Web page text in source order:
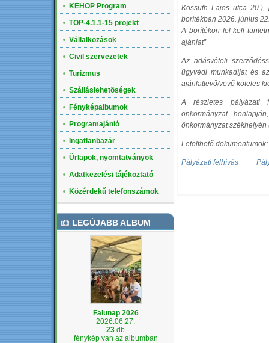
KEHOP Program
TOP-4.1.1-15 projekt
Vállalkozások
Civil szervezetek
Turizmus
Szálláslehetõségek
Fényképalbumok
Programajánló
Ingatlanbazár
Űrlapok, nyomtatványok
Adatkezelési tájékoztató
Közérdekű telefonszámok
LEGÚJABB ALBUM
Falunap 2026
2026.06.27.
23 db
fénykép van az albumban
Kossuth Lajos utca
borítékban 2026. június
A borítékon fel kell
ajánlat”
Az adásvételi
ügyvédi munkadíjat és
ajánlattevő/vevő köteles
A részletes pályázati
önkormányzat
önkormányzat
Letölthető dokumentumok:
Pályázati felhívás